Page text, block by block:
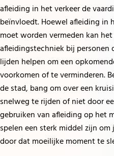
afleiding in het verkeer de
beïnvloedt. Hoewel afleiding in
moet worden vermeden kan
afleidingstechniek bij personen
lijden helpen om een
voorkomen of te verminderen.
de stad, bang om over een
snelweg te rijden of niet door
gebruiken van afleiding op het
spelen een sterk middel zijn
door dat moeilijke moment te